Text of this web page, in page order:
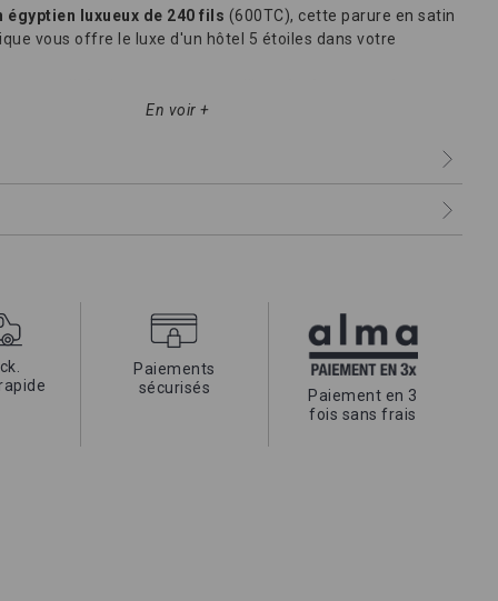
égyptien luxueux de 240 fils (600TC), cette parure en satin
vous offre le luxe d'un hôtel 5 étoiles dans votre
linge de qualité grace à son coton égyptien exceptionnel, la
En voir +
Paiements
sécurisés
Paiement en 3
fois sans frais